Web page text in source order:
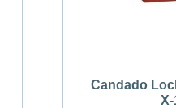
Candado
X-